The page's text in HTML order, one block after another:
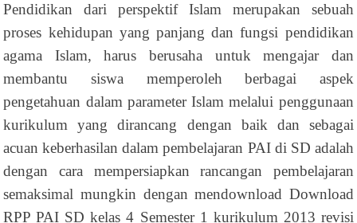
Pendidikan dari perspektif Islam merupakan sebuah
proses kehidupan yang panjang dan fungsi pendidikan
agama Islam, harus berusaha untuk mengajar dan
membantu siswa memperoleh berbagai aspek
pengetahuan dalam parameter Islam melalui penggunaan
kurikulum yang dirancang dengan baik dan sebagai
acuan keberhasilan dalam pembelajaran PAI di SD adalah
dengan cara mempersiapkan rancangan pembelajaran
semaksimal mungkin dengan mendownload Download
RPP PAI SD kelas 4 Semester 1 kurikulum 2013 revisi